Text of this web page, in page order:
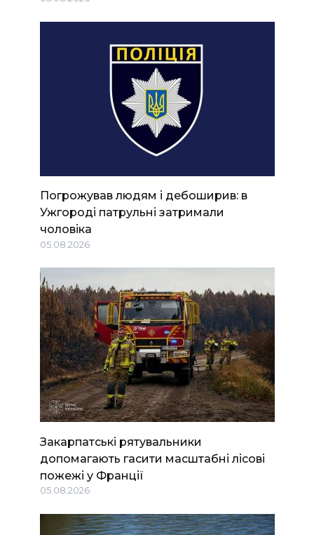
Погрожував людям і дебоширив: в
Ужгороді патрульні затримали
чоловіка
05.08.2026
Закарпатські рятувальники
допомагають гасити масштабні лісові
пожежі у Франції
05.08.2026